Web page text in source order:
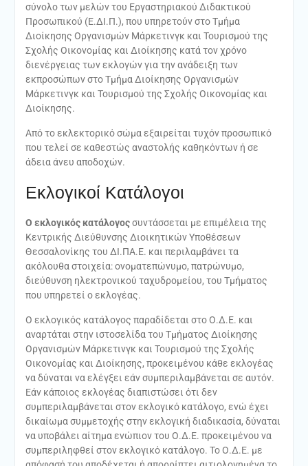
σύνολο των μελών του Εργαστηριακού Διδακτικού
Προσωπικού (Ε.ΔΙ.Π.), που υπηρετούν στο Τμήμα
Διοίκησης Οργανισμών Μάρκετινγκ και Τουρισμού της
Σχολής Οικονομίας και Διοίκησης κατά τον χρόνο
διενέργειας των εκλογών για την ανάδειξη των
εκπροσώπων στο Τμήμα Διοίκησης Οργανισμών
Μάρκετινγκ και Τουρισμού της Σχολής Οικονομίας και
Διοίκησης.
Από το εκλεκτορικό σώμα εξαιρείται τυχόν προσωπικό
που τελεί σε καθεστώς αναστολής καθηκόντων ή σε
άδεια άνευ αποδοχών.
Εκλογικοί Κατάλογοι
Ο εκλογικός κατάλογοςσυντάσσεται με επιμέλεια της
Κεντρικής Διεύθυνσης Διοικητικών Υποθέσεων
Θεσσαλονίκης του ΔΙ.ΠΑ.Ε. και περιλαμβάνει τα
ακόλουθα στοιχεία: ονοματεπώνυμο, πατρώνυμο,
διεύθυνση ηλεκτρονικού ταχυδρομείου, του Τμήματος
που υπηρετεί ο εκλογέας.
Ο εκλογικός κατάλογος παραδίδεται στο Ο.Δ.Ε. και
αναρτάται στην ιστοσελίδα του Τμήματος Διοίκησης
Οργανισμών Μάρκετινγκ και Τουρισμού της Σχολής
Οικονομίας και Διοίκησης, προκειμένου κάθε εκλογέας
να δύναται να ελέγξει εάν συμπεριλαμβάνεται σε αυτόν.
Εάν κάποιος εκλογέας διαπιστώσει ότι δεν
συμπεριλαμβάνεται στον εκλογικό κατάλογο, ενώ έχει
δικαίωμα συμμετοχής στην εκλογική διαδικασία, δύναται
να υποβάλει αίτημα ενώπιον του Ο.Δ.Ε. προκειμένου να
συμπεριληφθεί στον εκλογικό κατάλογο. Το Ο.Δ.Ε. με